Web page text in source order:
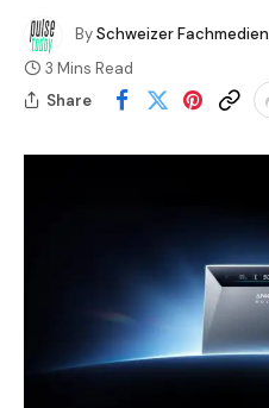
BySchweizer Fachmedien
3 Mins Read
Share